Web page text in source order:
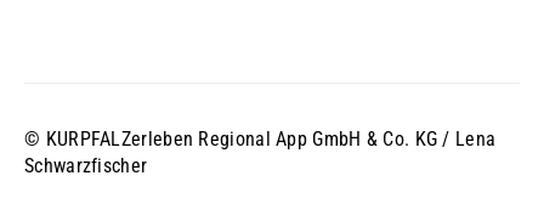
© KURPFALZerleben Regional App GmbH & Co. KG / Lena
Schwarzfischer